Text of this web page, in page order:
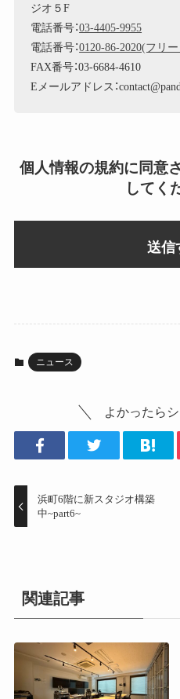
ジオ５F
電話番号：03-4405-9955
電話番号：0120-86-2020(フリ
FAX番号：03-6684-4610
Eメールアドレス：
個人情報の規約に同意
してく
ニュース
よかったらシ
浜町6階に新スタジオ構築
中~part6~
関連記事